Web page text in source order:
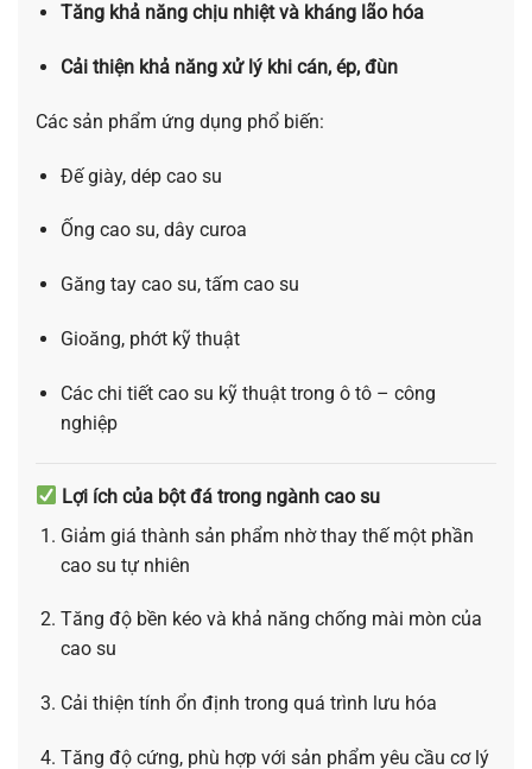
Tăng khả năng chịu nhiệt và kháng lão hóa
Cải thiện khả năng xử lý khi cán, ép, đùn
Các sản phẩm ứng dụng phổ biến:
Đế giày, dép cao su
Ống cao su, dây curoa
Găng tay cao su, tấm cao su
Gioăng, phớt kỹ thuật
Các chi tiết cao su kỹ thuật trong ô tô – công
nghiệp
Lợi ích của bột đá trong ngành cao su
Giảm giá thành sản phẩm nhờ thay thế một phần
cao su tự nhiên
Tăng độ bền kéo và khả năng chống mài mòn của
cao su
Cải thiện tính ổn định trong quá trình lưu hóa
Tăng độ cứng, phù hợp với sản phẩm yêu cầu cơ lý